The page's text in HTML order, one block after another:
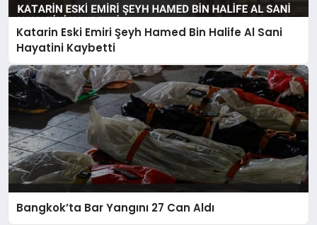
Katarin Eski Emiri Şeyh Hamed Bin Halife Al Sani
Hayatini Kaybetti
Bangkok’ta Bar Yangını 27 Can Aldı